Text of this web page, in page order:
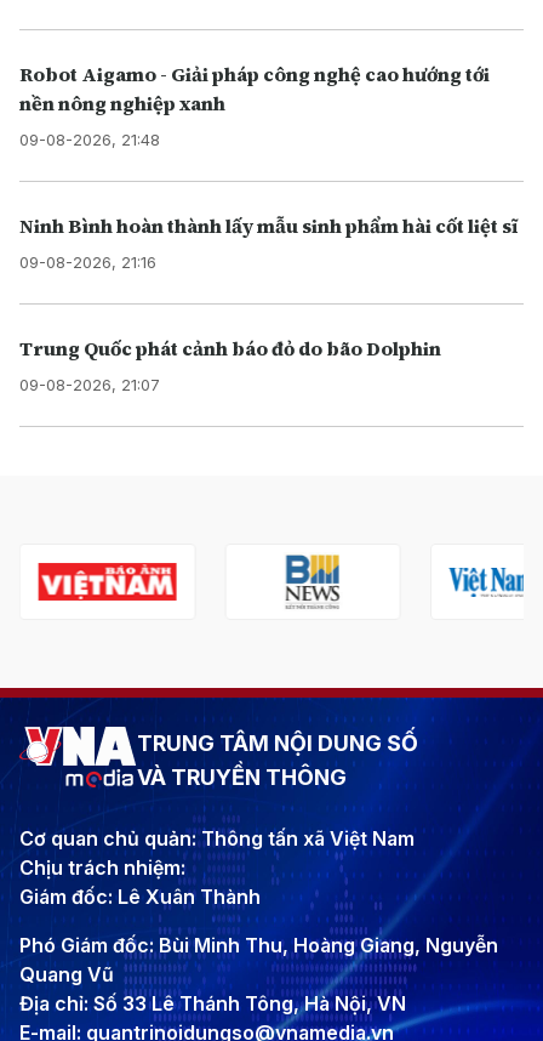
Robot Aigamo - Giải pháp công nghệ cao hướng tới
nền nông nghiệp xanh
09-08-2026, 21:48
Ninh Bình hoàn thành lấy mẫu sinh phẩm hài cốt liệt sĩ
09-08-2026, 21:16
Trung Quốc phát cảnh báo đỏ do bão Dolphin
09-08-2026, 21:07
TRUNG TÂM NỘI DUNG SỐ
VÀ TRUYỀN THÔNG
Cơ quan chủ quản: Thông tấn xã Việt Nam
Chịu trách nhiệm:
Giám đốc: Lê Xuân Thành
Phó Giám đốc: Bùi Minh Thu, Hoàng Giang, Nguyễn
Quang Vũ
Địa chỉ: Số 33 Lê Thánh Tông, Hà Nội, VN
E-mail: quantrinoidungso@vnamedia.vn